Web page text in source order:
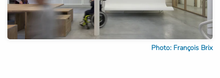
Photo: François Brix